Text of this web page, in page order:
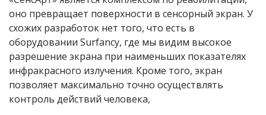
оно превращает поверхности в сенсорный экран. У
схожих разработок нет того, что есть в
оборудовании Surfancy, где мы видим высокое
разрешение экрана при наименьших показателях
инфракрасного излучения. Кроме того, экран
позволяет максимально точно осуществлять
контроль действий человека,